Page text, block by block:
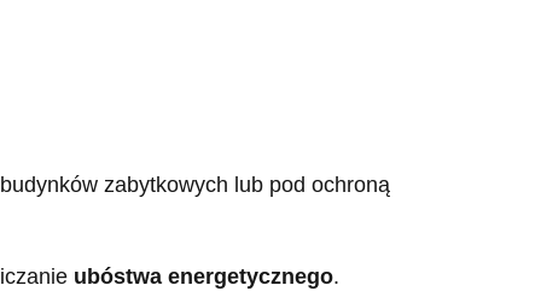
zabytkowych lub pod ochroną
ubóstwa energetycznego.